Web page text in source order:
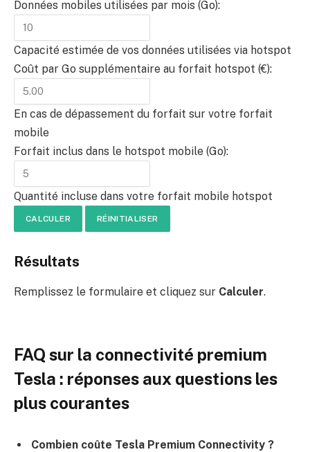
Données mobiles utilisées par mois (Go):
Capacité estimée de vos données utilisées via hotspot
Coût par Go supplémentaire au forfait hotspot (€):
En cas de dépassement du forfait sur votre forfait
mobile
Forfait inclus dans le hotspot mobile (Go):
Quantité incluse dans votre forfait mobile hotspot
CALCULER RÉINITIALISER
Résultats
Remplissez le formulaire et cliquez sur Calculer.
FAQ sur la connectivité premium
Tesla : réponses aux questions les
plus courantes
Combien coûte Tesla Premium Connectivity ?